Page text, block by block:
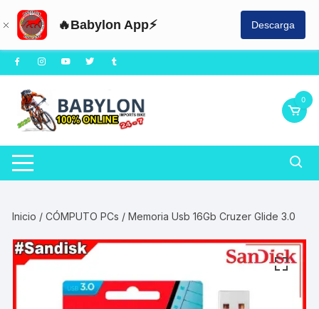
🔥Babylon App⚡ Descarga
Saltar
al
contenido
0
Inicio /CÓMPUTO PCs / Memoria Usb 16Gb Cruzer Glide 3.0